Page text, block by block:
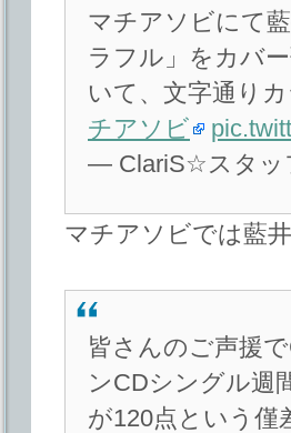
マチアソビにて
ラフル」をカバ
いて、文字通り
チアソビ
— ClariS☆スタッ
マチアソビでは藍
皆さんのご声援
ンCDシングル週
が120点という僅